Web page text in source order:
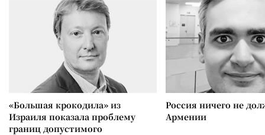
«Большая крокодила» из
Израиля показала проблему
границ допустимого
Россия ничего не
Армении